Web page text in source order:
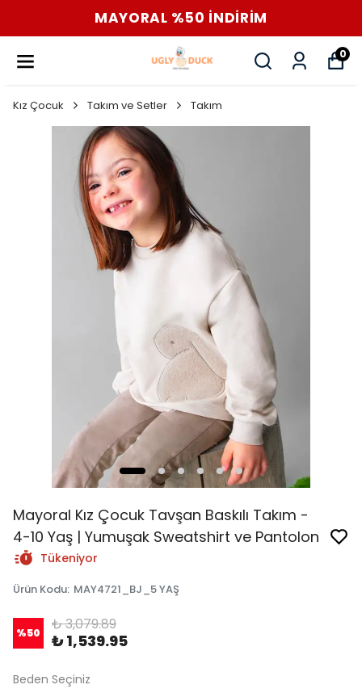
MAYORAL %50 İNDİRİM
0
Kız Çocuk Takım ve Setler Takım
Mayoral Kız Çocuk Tavşan Baskılı Takım -
4-10 Yaş | Yumuşak Sweatshirt ve Pantolon
Tükeniyor
Ürün Kodu: MAY4721_BJ_5 YAŞ
%50 ₺ 3,079.89
₺ 1,539.95
Beden Seçiniz